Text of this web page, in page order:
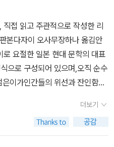
다. 그러나 '이 그림이야말로 가
랑하게 웃고, 타인을 웃겨도 사
. 어쩔 수 없다'하며 남몰래 수긍
도 보여주지 않았습니다.내 '광
서 갑자기 인색하게 경계하는 것
- 오리지널 초판본 표지 디자인​
한 마디 하지 못한 것을 보면, '그
생각이 들며 독자로 하여금 요조
. 이 글을 읽는데, 계속 도스토옙
접 읽고 주관적으로 작성한 리
본다자이 오사무장하나 옮김안
요절한 일본 현대 문학의 대표
으로 구성되어 있으며,오직 순수
이가인간들의 위선과 잔인함에
고,첫 번째 수기는 유년 시절, 두
기는 정신병원 입원과 퇴원으로
조는 인간과 같이 어우러질 수
더보기